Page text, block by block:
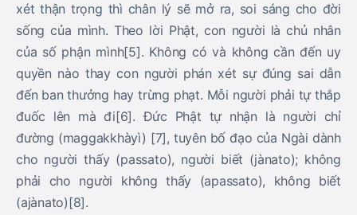
xét thận trọng thì chân lý sẽ mở ra, soi sáng cho đời
sống của mình. Theo lời Phật, con người là chủ nhân
của số phận mình[5]. Không có và không cần đến uy
quyền nào thay con người phán xét sự đúng sai dẫn
đến ban thưởng hay trừng phạt. Mỗi người phải tự thắp
đuốc lên mà đi[6]. Đức Phật tự nhận là người chỉ
đường (maggakkhàyì) [7], tuyên bố đạo của Ngài dành
cho người thấy (passato), người biết (jànato); không
phải cho người không thấy (apassato), không biết
(ajànato)[8].